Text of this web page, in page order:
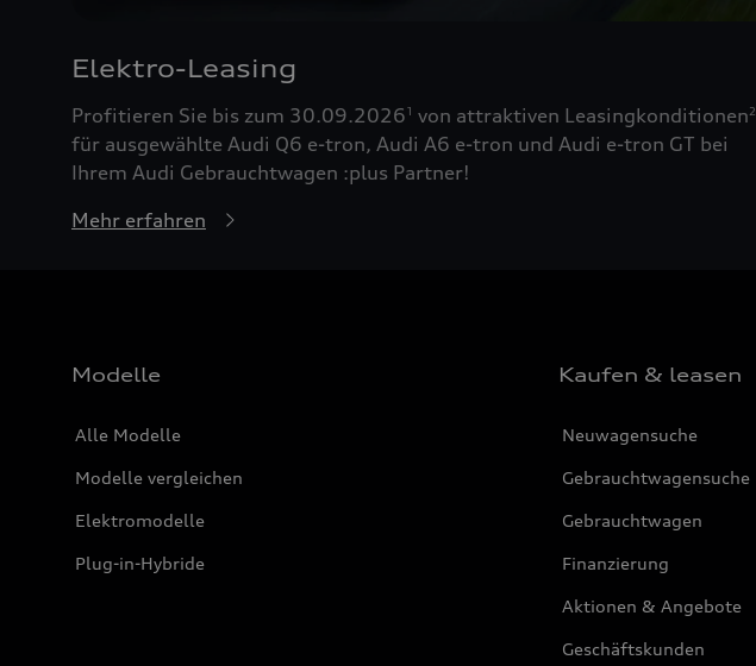
Elektro-Leasing
Profitieren Sie bis zum 30.09.20261 von attraktiven Leasingkonditionen2
für ausgewählte Audi Q6 e-tron, Audi A6 e-tron und Audi e-tron GT bei
Ihrem Audi Gebrauchtwagen :plus Partner!
Mehr erfahren
Modelle
Alle Modelle
Modelle vergleichen
Elektromodelle
Plug-in-Hybride
Kaufen & leasen
Neuwagensuche
Gebrauchtwagensuche
Gebrauchtwagen
Finanzierung
Aktionen & Angebote
Geschäftskunden